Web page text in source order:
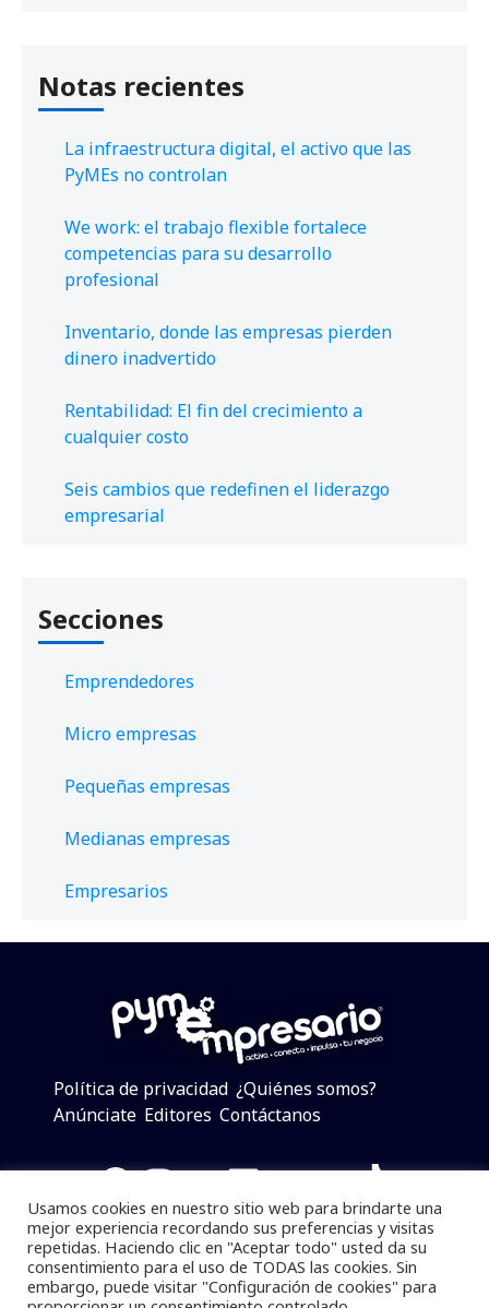
Notas recientes
La infraestructura digital, el activo que las
PyMEs no controlan
We work: el trabajo flexible fortalece
competencias para su desarrollo
profesional
Inventario, donde las empresas pierden
dinero inadvertido
Rentabilidad: El fin del crecimiento a
cualquier costo
Seis cambios que redefinen el liderazgo
empresarial
Secciones
Emprendedores
Micro empresas
Pequeñas empresas
Medianas empresas
Empresarios
Política de privacidad ¿Quiénes somos?
Anúnciate Editores Contáctanos
Facebook
Instagram
Twitter
LinkedIn
Telegram
YouTube
TikTok
Pymempresario © 2025 Todos los derechos reservados.
Usamos cookies en nuestro sitio web para brindarte una
mejor experiencia recordando sus preferencias y visitas
repetidas. Haciendo clic en "Aceptar todo" usted da su
consentimiento para el uso de TODAS las cookies. Sin
embargo, puede visitar "Configuración de cookies" para